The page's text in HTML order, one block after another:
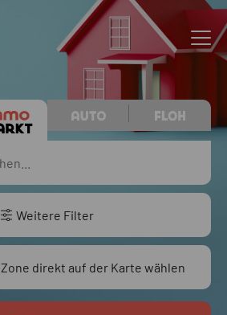
Weitere Filter
Zone direkt auf der Karte wählen